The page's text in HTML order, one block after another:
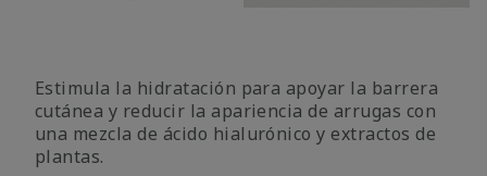
Estimula la hidratación para apoyar la barrera
cutánea y reducir la apariencia de arrugas con
una mezcla de ácido hialurónico y extractos de
plantas.